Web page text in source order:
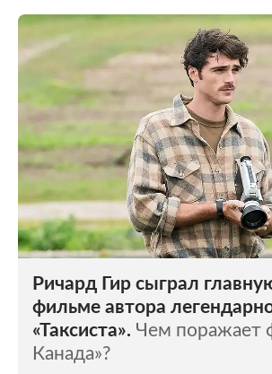
Ричард Гир сыграл
фильме автора
«Таксиста». Чем поражает
Канада»?